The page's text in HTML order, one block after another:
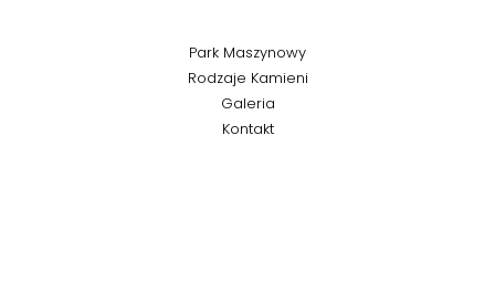
Park Maszynowy
Rodzaje Kamieni
Galeria
Kontakt